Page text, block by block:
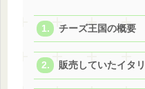
チーズ王国の概要
販売していたイタ